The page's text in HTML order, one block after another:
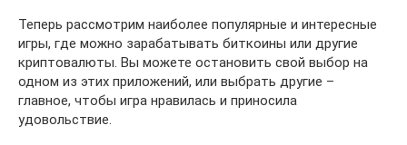
Теперь рассмотрим наиболее популярные и интересные
игры, где можно зарабатывать биткоины или другие
криптовалюты. Вы можете остановить свой выбор на
одном из этих приложений, или выбрать другие –
главное, чтобы игра нравилась и приносила
удовольствие.